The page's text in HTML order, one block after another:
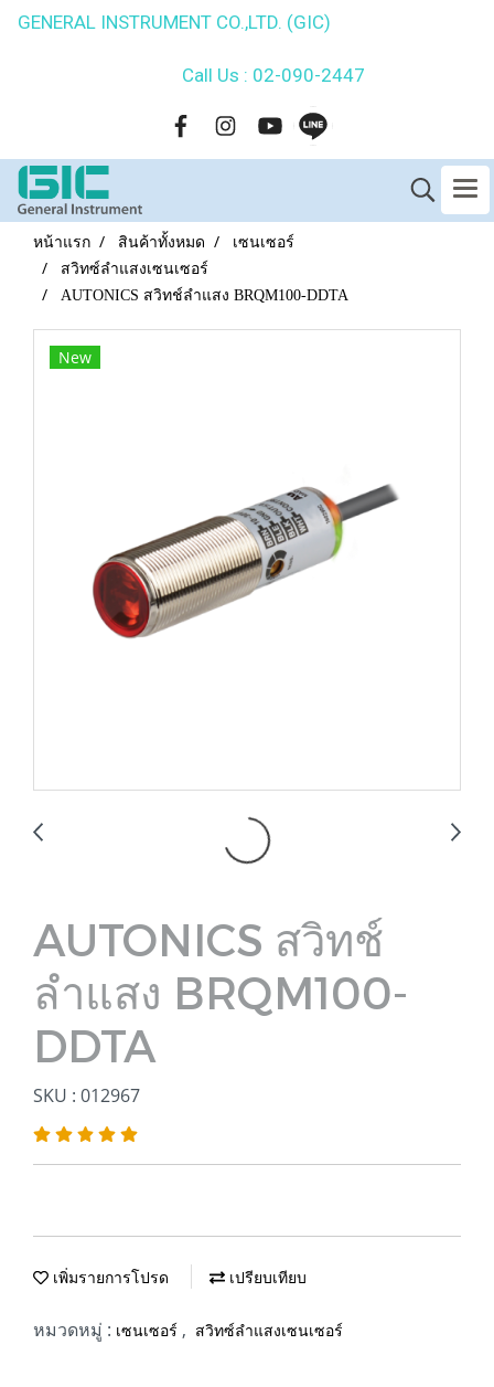
GENERAL INSTRUMENT CO.,LTD. (GIC)
Call Us : 02-090-2447
หน้าแรก สินค้าทั้งหมด
เซนเซอร์
สวิทซ์ลำแสงเซนเซอร์
AUTONICS สวิทช์ลำแสง BRQM100-DDTA
New
AUTONICS สวิทช์
ลำแสง BRQM100-
DDTA
SKU : 012967
เพิ่มรายการโปรด เปรียบเทียบ
หมวดหมู่ : เซนเซอร์ , สวิทซ์ลำแสงเซนเซอร์